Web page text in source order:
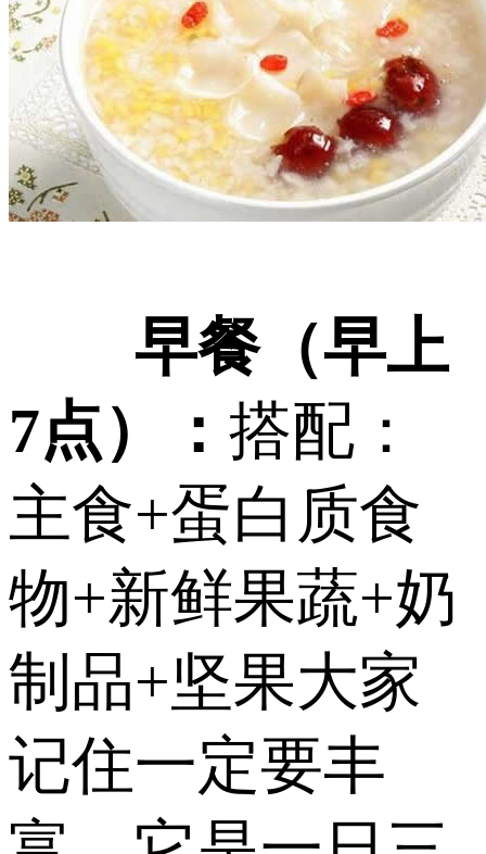
早餐（早上
7点）： 搭配：
主食+蛋白质食
物+新鲜果蔬+奶
制品+坚果大家
记住一定要丰